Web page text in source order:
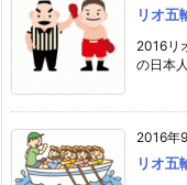
リオ五
2016リ
の日本
2016年
リオ五